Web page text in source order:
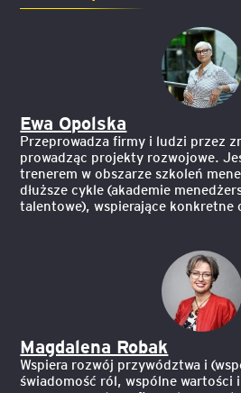
Ewa Opolska
Przeprowadza firmy i ludzi przez
prowadząc projekty rozwojowe.
trenerem w obszarze szkoleń
dłuższe cykle (akademie
talentowe), wspierające konkretne
Magdalena Robak
Wspiera rozwój przywództwa i
świadomość ról, wspólne wartości